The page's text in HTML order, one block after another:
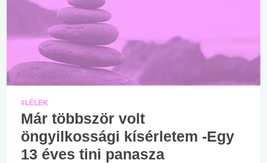
#LÉLEK
Már többször volt
öngyilkossági kísérletem -Egy
13 éves tini panasza